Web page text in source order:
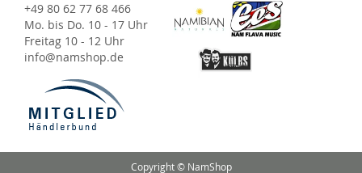
+49 80 62 77 68 466
Mo. bis Do. 10 - 17 Uhr
Freitag 10 - 12 Uhr
info@namshop.de
Copyright © NamShop